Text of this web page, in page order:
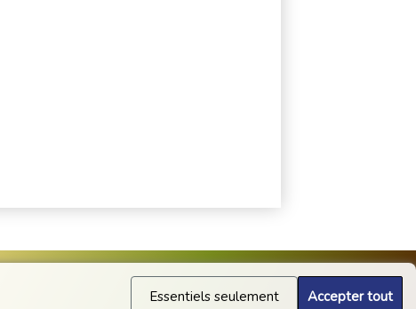
Essentiels seulement Accepter tout